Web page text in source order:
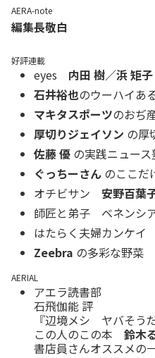
AERA-note
編集長敬白
好評連載
eyes 内田 樹／浜 矩子
石井裕也のウーハイあ
マキタスポーツのおぢ
厚切りジェイソン の厚
佐藤 優 の実践ニュース
ぐっちーさん のここだ
オチビサン 安野百葉
師匠と弟子 ベネンシ
はたらく夫婦カンケイ
Zeebra の多彩な野菜
AERIAL
アエラ読書部
石飛伽能 評
『辺境メシ ヤバそう
この人のこの本 鈴木
書店員さんオススメの